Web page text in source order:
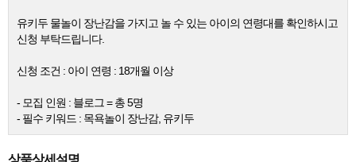
유키두 물놀이 장난감을 가지고 놀 수 있는 아이의 연령대를 확인하시고
신청 부탁드립니다.
신청 조건 : 아이 연령 : 18개월 이상
- 모집 인원 : 블로그 = 총 5명
- 필수 키워드 : 목욕놀이 장난감, 유키두
상품상세설명